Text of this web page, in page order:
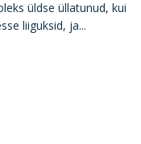
üldse üllatunud, kui
liiguksid, ja...